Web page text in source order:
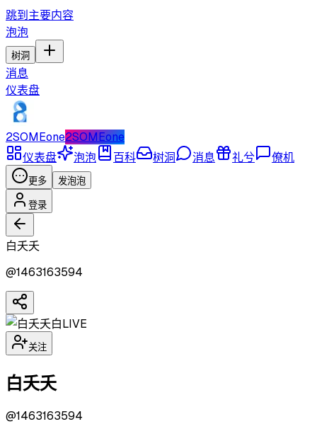
跳到主要内容
泡泡
树洞
消息
仪表盘
2SOMEone2SOMEone
仪表盘
泡泡 百科 树洞 消息 礼兮 僚机
更多 发泡泡
登录
白夭夭
@1463163594
白LIVE
关注
白夭夭
@1463163594